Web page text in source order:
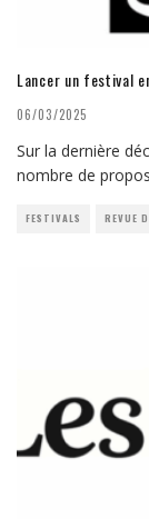
Lancer un festival
06/03/2025
Sur la dernière
nombre de
FESTIVALS REVUE